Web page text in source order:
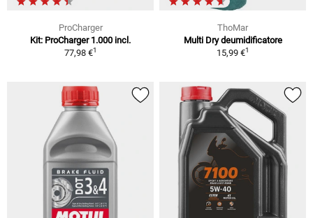
ProCharger
Kit: ProCharger 1.000 incl.
77,98 €1
ThoMar
Multi Dry deumidificatore
15,99 €1